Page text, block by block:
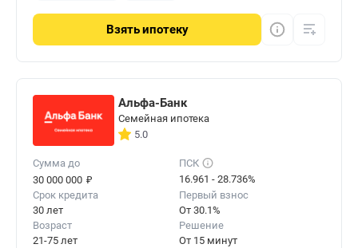
Взятьипотеку
Альфа-Банк
Семейная ипотека
5.0
Сумма до
30 000 000 ₽
ПСК
16.961 - 28.736%
Срок кредита
30 лет
Первый взнос
От 30.1%
Возраст
21-75 лет
Решение
От 15 минут